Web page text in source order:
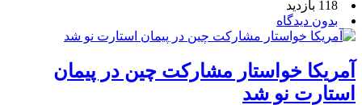
118 بازدید
بدون دیدگاه
آمریکا خواستار مشارکت چین در پیمان
استارت نو شد